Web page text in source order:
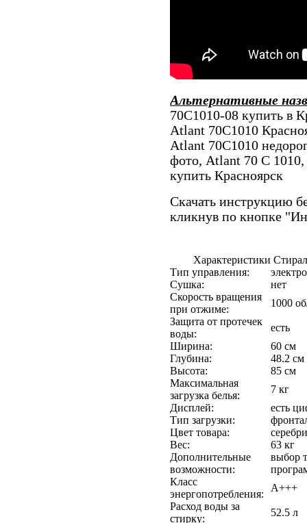
Альтернативные
70С1010-08 купить в
Atlant 70С1010
Atlant 70С1010
фото, Atlant 70 С
купить Красноярск
Скачать инструкцию
кликнув по кнопке
Характеристики
Тип управления:
Сушка:
нет
Скорость вращения
при отжиме:
1000
Защита от протечек
воды:
есть
Ширина:
60 см
Глубина:
48.2 см
Высота:
85 см
Максимальная
загрузка белья:
7 кг
Дисплей:
есть
Тип загрузки:
Цвет товара:
Вес:
63 кг
Дополнительные
возможности:
выбор
Класс
энергопотребления:
A+++
Расход воды за
стирку:
52.5 л